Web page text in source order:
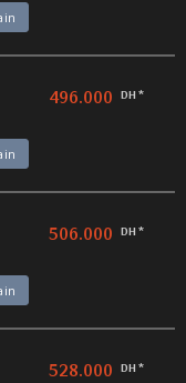
496.000 DH *
506.000 DH *
528.000 DH *